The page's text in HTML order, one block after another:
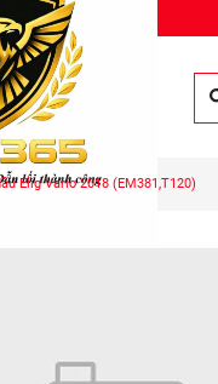
tùng Duy Anh!
Elig Vario 2018 (EM381,T120)